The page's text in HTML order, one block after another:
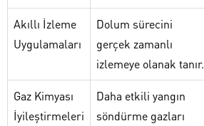
Akıllı İzleme
Uygulamaları
Dolum sürecini
gerçek zamanlı
izlemeye olanak tanır.
Gaz Kimyası
İyileştirmeleri
Daha etkili yangın
söndürme gazları